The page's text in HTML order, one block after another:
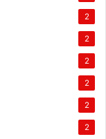
2
2
2
2
2
2